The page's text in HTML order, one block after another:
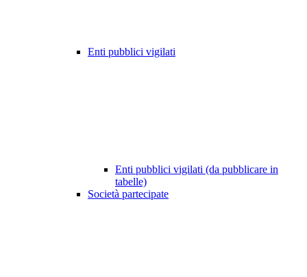
Enti pubblici vigilati
Enti pubblici vigilati (da pubblicare in
tabelle)
Società partecipate